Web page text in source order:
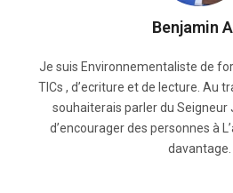
Benjamin
Je suis Environnementaliste de
TICs , d’ecriture et de lecture. Au
souhaiterais parler du Seigneur
d’encourager des personnes à
davantage.